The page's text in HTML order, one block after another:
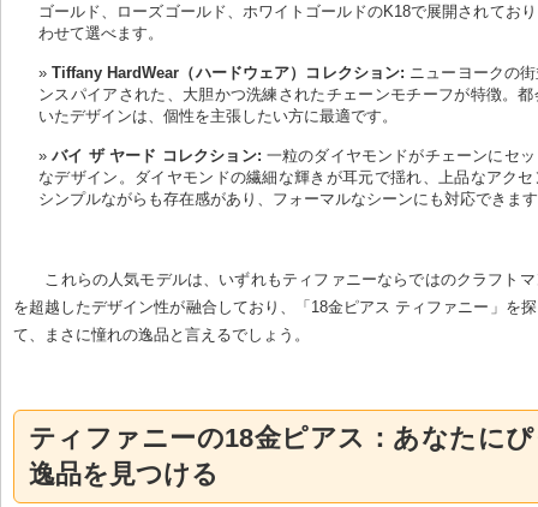
ゴールド、ローズゴールド、ホワイトゴールドのK18で展開されてお
わせて選べます。
Tiffany HardWear（ハードウェア）コレクション: ニューヨークの
ンスパイアされた、大胆かつ洗練されたチェーンモチーフが特徴。
いたデザインは、個性を主張したい方に最適です。
バイ ザ ヤード コレクション: 一粒のダイヤモンドがチェーンにセ
なデザイン。ダイヤモンドの繊細な輝きが耳元で揺れ、上品なアク
シンプルながらも存在感があり、フォーマルなシーンにも対応できま
これらの人気モデルは、いずれもティファニーならではのクラフト
を超越したデザイン性が融合しており、「18金ピアス ティファニー」を
て、まさに憧れの逸品と言えるでしょう。
ティファニーの18金ピアス：あなたに
逸品を見つける